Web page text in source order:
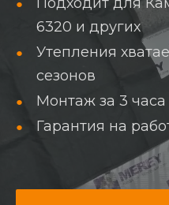
6320 и других
Утепления
сезонов
Монтаж за 3 часа
Гарантия на